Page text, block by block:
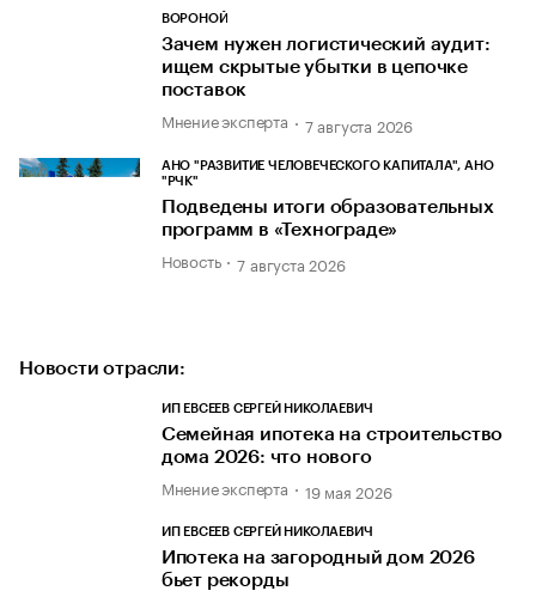
ВОРОНОЙ
Зачем нужен логистический аудит:
ищем скрытые убытки в цепочке
поставок
Мнение эксперта 7 августа 2026
АНО "РАЗВИТИЕ ЧЕЛОВЕЧЕСКОГО КАПИТАЛА", АНО
"РЧК"
Подведены итоги образовательных
программ в «Технограде»
Новость 7 августа 2026
Новости отрасли:
ИП ЕВСЕЕВ СЕРГЕЙ НИКОЛАЕВИЧ
Семейная ипотека на строительство
дома 2026: что нового
Мнение эксперта 19 мая 2026
ИП ЕВСЕЕВ СЕРГЕЙ НИКОЛАЕВИЧ
Ипотека на загородный дом 2026
бьет рекорды